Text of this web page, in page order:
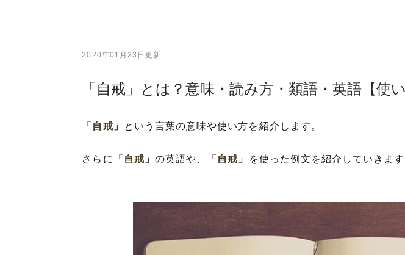
2020年01月23日更新
「自戒」とは？意味・読み方・類語・英語【使
「自戒」 という言葉の意味や使い方を紹介します。
さらに 「自戒」 の英語や、 「自戒」 を使った例文を紹介していきます